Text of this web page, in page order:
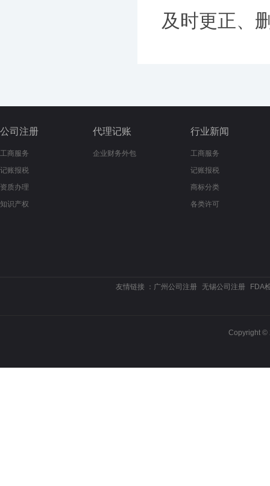
及时更正、
公司注册
工商服务
记账报税
资质办理
知识产权
代理记账
企业财务外包
行业新闻
工商服务
记账报税
商标分类
各类许可
友情链接 ： 广州公司注册 无锡公司注册 FDA
Copyright ©